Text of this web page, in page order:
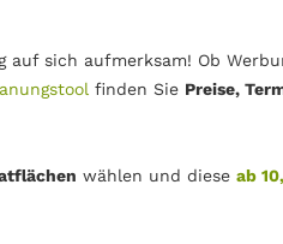
sich aufmerksam! Ob
finden Sie Preise,
wählen und diese ab